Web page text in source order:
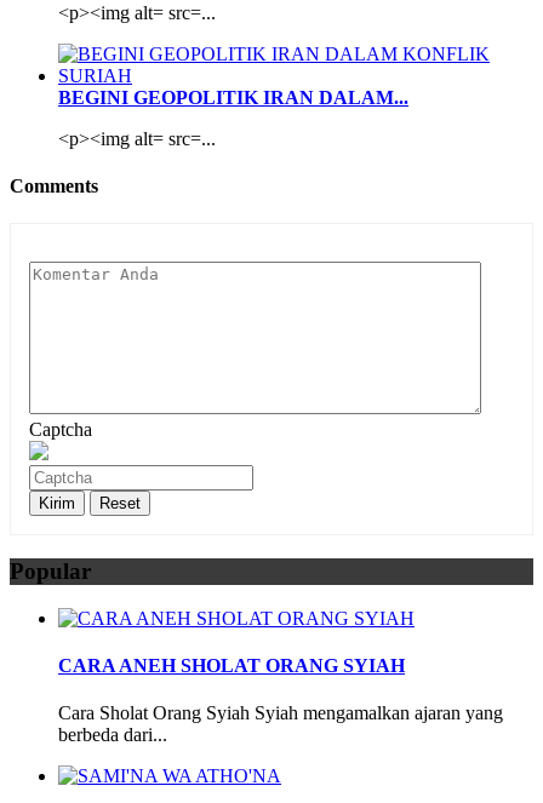
<p><img alt= src=...
BEGINI GEOPOLITIK IRAN DALAM...
<p><img alt= src=...
Comments
Captcha
Popular
CARA ANEH SHOLAT ORANG SYIAH
Cara Sholat Orang Syiah Syiah mengamalkan ajaran yang
berbeda dari...